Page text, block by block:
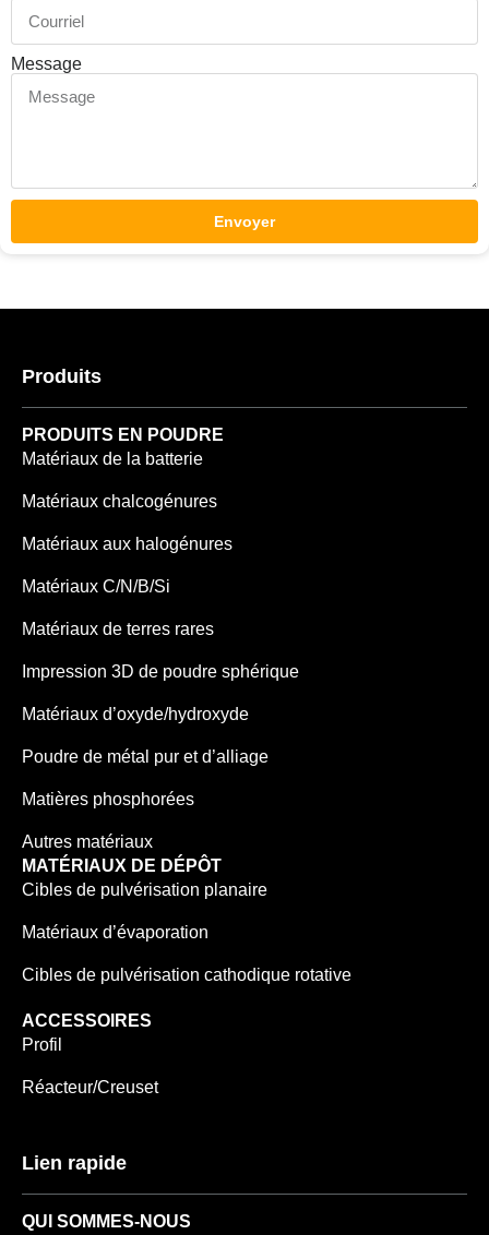
Message
Envoyer
Produits
PRODUITS EN POUDRE
Matériaux de la batterie
Matériaux chalcogénures
Matériaux aux halogénures
Matériaux C/N/B/Si
Matériaux de terres rares
Impression 3D de poudre sphérique
Matériaux d’oxyde/hydroxyde
Poudre de métal pur et d’alliage
Matières phosphorées
Autres matériaux
MATÉRIAUX DE DÉPÔT
Cibles de pulvérisation planaire
Matériaux d’évaporation
Cibles de pulvérisation cathodique rotative
ACCESSOIRES
Profil
Réacteur/Creuset
Lien rapide
QUI SOMMES-NOUS